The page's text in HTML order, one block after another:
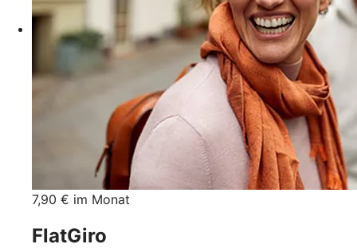
7,90 € im Monat
FlatGiro